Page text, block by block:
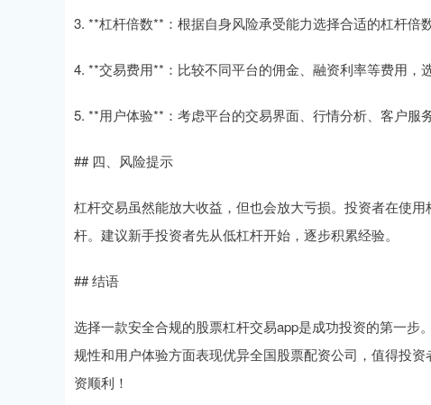
3. **杠杆倍数**：根据自身风险承受能力选择合适的杠杆倍
4. **交易费用**：比较不同平台的佣金、融资利率等费用，
5. **用户体验**：考虑平台的交易界面、行情分析、客户服务
## 四、风险提示
杠杆交易虽然能放大收益，但也会放大亏损。投资者在使
杆。建议新手投资者先从低杠杆开始，逐步积累经验。
## 结语
选择一款安全合规的股票杠杆交易app是成功投资的第一
规性和用户体验方面表现优异全国股票配资公司，值得投
资顺利！